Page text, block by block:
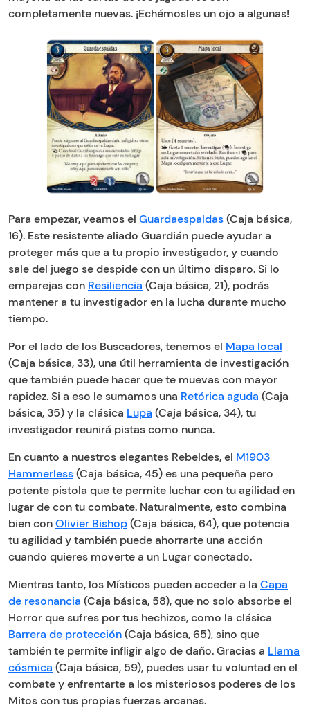
completamente nuevas. ¡Echémosles un ojo a algunas!
Para empezar, veamos el Guardaespaldas(Caja básica,
16). Este resistente aliado Guardián puede ayudar a
proteger más que a tu propio investigador, y cuando
sale del juego se despide con un último disparo. Si lo
emparejas con Resiliencia (Caja básica, 21), podrás
mantener a tu investigador en la lucha durante mucho
tiempo.
Por el lado de los Buscadores, tenemos el Mapa local
(Caja básica, 33), una útil herramienta de investigación
que también puede hacer que te muevas con mayor
rapidez. Si a eso le sumamos una Retórica aguda (Caja
básica, 35) y la clásica Lupa (Caja básica, 34), tu
investigador reunirá pistas como nunca.
En cuanto a nuestros elegantes Rebeldes, el M1903
Hammerless(Caja básica, 45) es una pequeña pero
potente pistola que te permite luchar con tu agilidad en
lugar de con tu combate. Naturalmente, esto combina
bien conOlivier Bishop(Caja básica, 64), que potencia
tu agilidad y también puede ahorrarte una acción
cuando quieres moverte a un Lugar conectado.
Mientras tanto, los Místicos pueden acceder a la Capa
de resonancia (Caja básica, 58), que no solo absorbe el
Horror que sufres por tus hechizos, como la clásica
Barrera de protección(Caja básica, 65), sino que
también te permite infligir algo de daño. Gracias a Llama
cósmica (Caja básica, 59), puedes usar tu voluntad en el
combate y enfrentarte a los misteriosos poderes de los
Mitos con tus propias fuerzas arcanas.